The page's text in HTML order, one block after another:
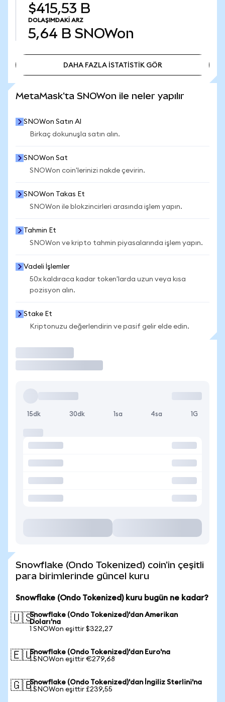
$415,53 B
DOLAŞIMDAKI ARZ
5,64 B SNOWon
DAHA FAZLA İSTATİSTİK GÖR
MetaMask'ta SNOWon ile neler yapılır
SNOWon Satın Al
Birkaç dokunuşla satın alın.
SNOWon Sat
SNOWon coin'lerinizi nakde çevirin.
SNOWon Takas Et
SNOWon ile blokzincirleri arasında işlem yapın.
Tahmin Et
SNOWon ve kripto tahmin piyasalarında işlem yapın.
Vadeli İşlemler
50x kaldıraca kadar token'larda uzun veya kısa
pozisyon alın.
Stake Et
Kriptonuzu değerlendirin ve pasif gelir elde edin.
15dk 30dk 1sa 4sa 1G
Snowflake (Ondo Tokenized) coin'in çeşitli
para birimlerinde güncel kuru
Snowflake (Ondo Tokenized) kuru bugün ne kadar?
🇺🇸Snowflake (Ondo Tokenized)'dan Amerikan
Doları'na
1 SNOWon eşittir $322,27
🇪🇺Snowflake (Ondo Tokenized)'dan Euro'na
1 SNOWon eşittir €279,68
🇬🇧Snowflake (Ondo Tokenized)'dan İngiliz Sterlini'na
1 SNOWon eşittir £239,55